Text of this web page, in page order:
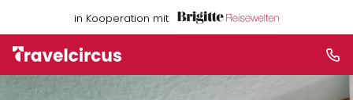
in Kooperation mit